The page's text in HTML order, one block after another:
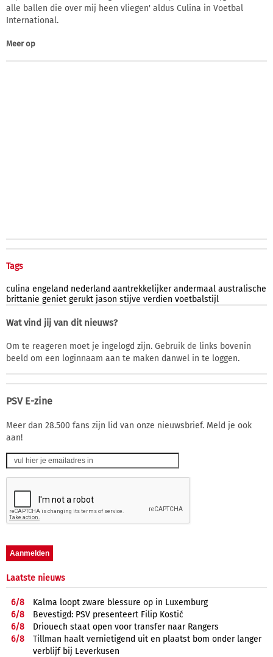
alle ballen die over mij heen vliegen' aldus Culina in Voetbal
International.
Meer op
Tags
culina engeland nederland aantrekkelijker andermaal australische
brittanie geniet gerukt jason stijve verdien voetbalstijl
Wat vind jij van dit nieuws?
Om te reageren moet je ingelogd zijn. Gebruik de links bovenin
beeld om een loginnaam aan te maken danwel in te loggen.
PSV E-zine
Meer dan 28.500 fans zijn lid van onze nieuwsbrief. Meld je ook
aan!
Laatste nieuws
6/8
Kalma loopt zware blessure op in Luxemburg
6/8
Bevestigd: PSV presenteert Filip Kostić
6/8
Driouech staat open voor transfer naar Rangers
6/8
Tillman haalt vernietigend uit en plaatst bom onder langer
verblijf bij Leverkusen